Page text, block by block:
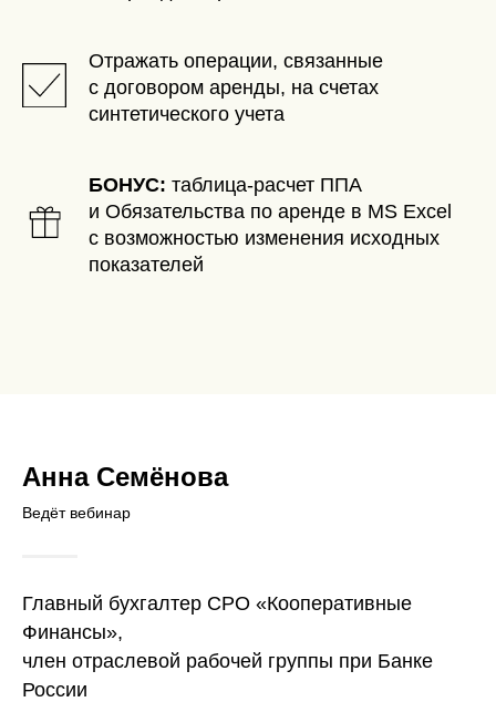
Отражать операции, связанные
с договором аренды, на счетах
синтетического учета
БОНУС: таблица-расчет ППА
и Обязательства по аренде в MS Excel
с возможностью изменения исходных
показателей
Анна Семёнова
Ведёт вебинар
Главный бухгалтер СРО «Кооперативные
Финансы»,
член отраслевой рабочей группы при Банке
России